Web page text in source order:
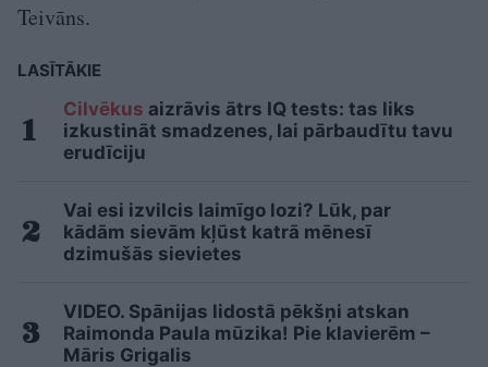
Teivāns.
LASĪTĀKIE
Cilvēkus aizrāvis ātrs IQ tests: tas liks
izkustināt smadzenes, lai pārbaudītu tavu
erudīciju
Vai esi izvilcis laimīgo lozi? Lūk, par
kādām sievām kļūst katrā mēnesī
dzimušās sievietes
VIDEO. Spānijas lidostā pēkšņi atskan
Raimonda Paula mūzika! Pie klavierēm –
Māris Grigalis